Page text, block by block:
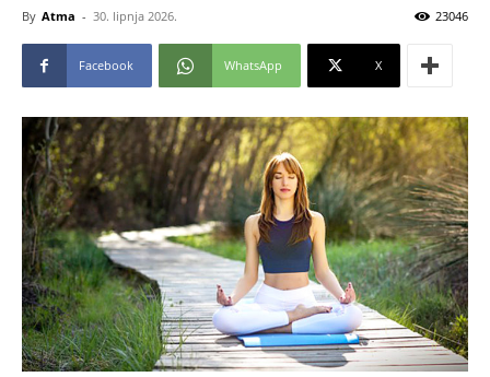
By Atma - 30. lipnja 2026. 23046
Facebook WhatsApp X